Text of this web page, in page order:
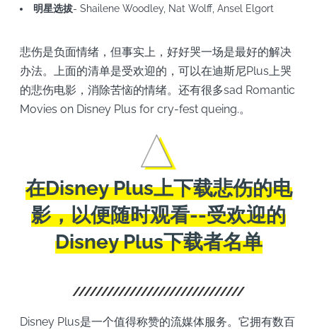
明星选拔- Shailene Woodley, Nat Wolff, Ansel Elgort
悲伤是负面情绪，但事实上，好好哭一场是最好的解决
办法。上面的清单是受欢迎的，可以在迪斯尼Plus上哭
的悲伤电影，消除苦恼的情绪。还有很多sad Romantic
Movies on Disney Plus for cry-fest queing.。
在Disney Plus上下载悲伤的电
影，以便随时观看--受欢迎的
Disney Plus下载者名单
Disney Plus是一个值得称赞的流媒体服务。它拥有数百